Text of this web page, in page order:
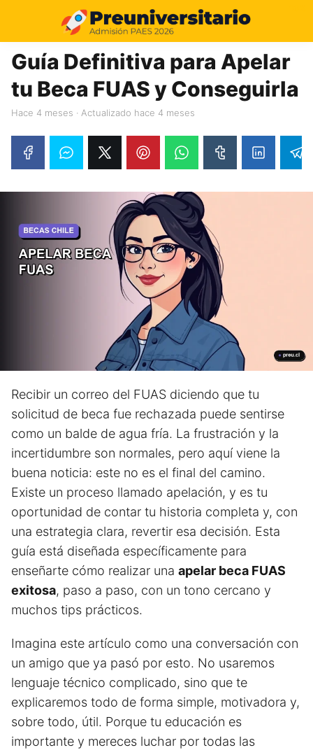
Guía Definitiva para Apelar
tu Beca FUAS y Conseguirla
hace 4 meses · Actualizado hace 4 meses
Recibir un correo del FUAS diciendo que tu
solicitud de beca fue rechazada puede sentirse
como un balde de agua fría. La frustración y la
incertidumbre son normales, pero aquí viene la
buena noticia: este no es el final del camino.
Existe un proceso llamado apelación, y es tu
oportunidad de contar tu historia completa y, con
una estrategia clara, revertir esa decisión. Esta
guía está diseñada específicamente para
enseñarte cómo realizar una apelar beca FUAS
exitosa, paso a paso, con un tono cercano y
muchos tips prácticos.
Imagina este artículo como una conversación con
un amigo que ya pasó por esto. No usaremos
lenguaje técnico complicado, sino que te
explicaremos todo de forma simple, motivadora y,
sobre todo, útil. Porque tu educación es
importante y mereces luchar por todas las